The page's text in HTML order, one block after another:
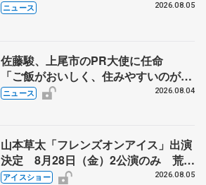
ニュース 2026.08.05
佐藤駿、上尾市のPR大使に任命
「ご飯がおいしく、住みやすいのが魅
力」
ニュース 2026.08.04
山本草太「フレンズオンアイス」出演
決定 8月28日（金）2公演のみ 荒川
静香さんプロデュース、20周年のアイ
アイスショー 2026.08.05